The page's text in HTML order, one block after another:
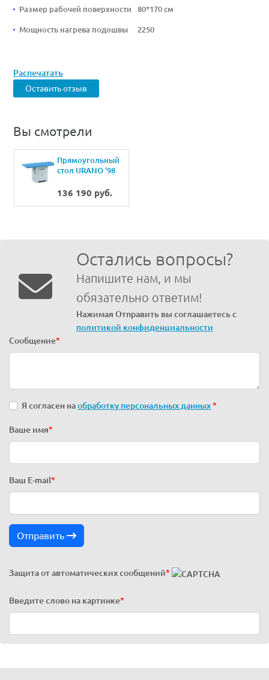
Размер рабочей поверхности 80*170 см
Мощность нагрева подошвы 2250
Распечатать
Оставить отзыв
Вы смотрели
Прямоугольный
стол URANO '98
136 190 руб.
Остались вопросы?
Напишите нам, и мы
обязательно ответим!
Нажимая Отправить вы соглашаетесь с
политикой конфиденциальности
Сообщение*
Я согласен наобработку персональных данных*
Ваше имя*
Ваш E-mail*
Отправить
Защита от автоматических сообщений*
Введите слово на картинке*